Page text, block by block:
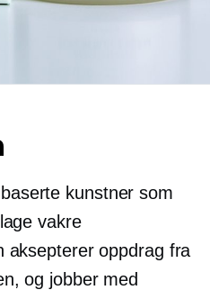
kunstner som
vakre
oppdrag fra
og jobber med